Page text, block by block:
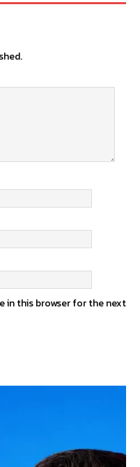
in this browser for the next